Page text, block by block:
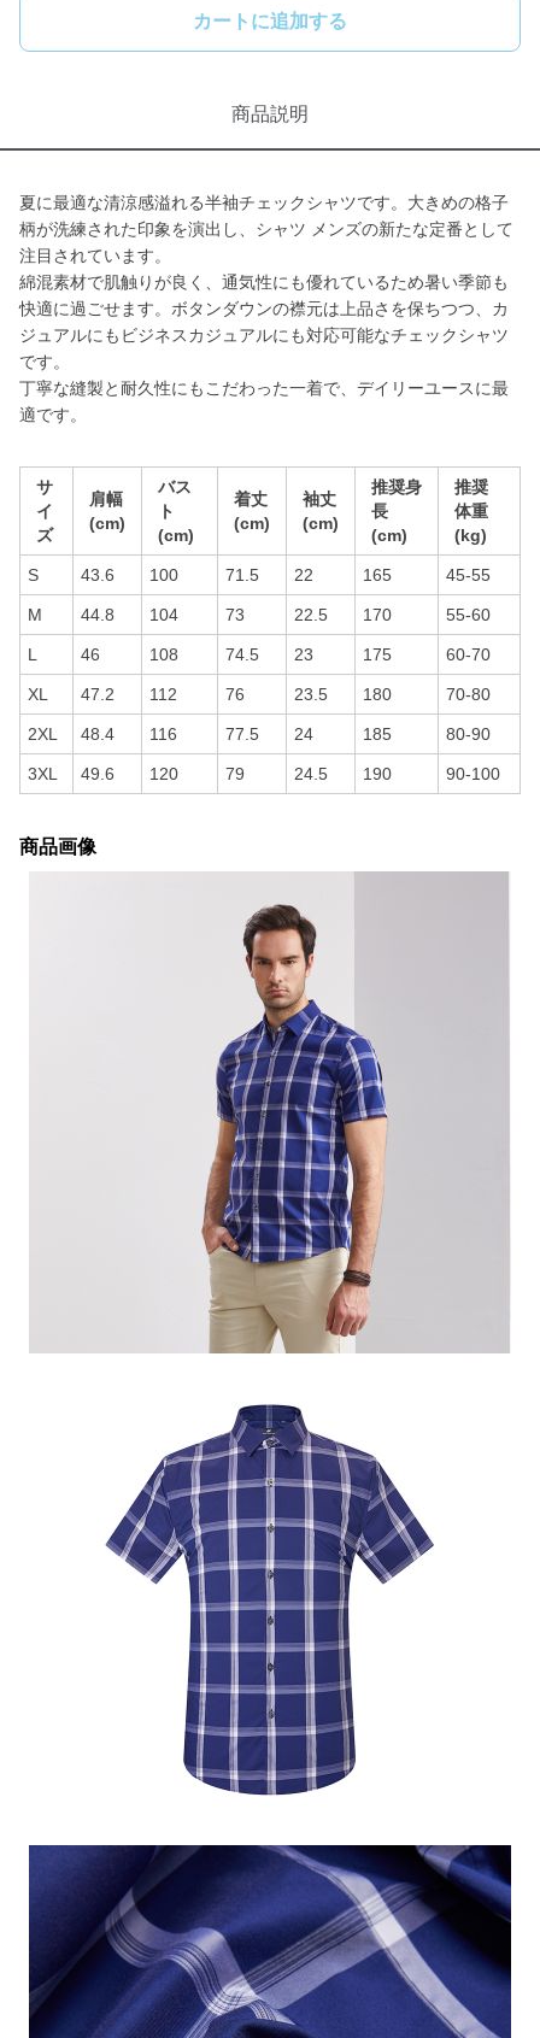
カートに追加する
商品説明
夏に最適な清涼感溢れる半袖チェックシャツです。大きめの格子
柄が洗練された印象を演出し、シャツ メンズの新たな定番として
注目されています。
綿混素材で肌触りが良く、通気性にも優れているため暑い季節も
快適に過ごせます。ボタンダウンの襟元は上品さを保ちつつ、カ
ジュアルにもビジネスカジュアルにも対応可能なチェックシャツ
です。
丁寧な縫製と耐久性にもこだわった一着で、デイリーユースに最
適です。
サ
イ
ズ
肩幅
(cm)
バス
ト
(cm)
着丈
(cm)
袖丈
(cm)
推奨身
長
(cm)
推奨
体重
(kg)
S 43.6 100 71.5 22 165 45-55
M 44.8 104 73 22.5 170 55-60
L 46 108 74.5 23 175 60-70
XL 47.2 112 76 23.5 180 70-80
2XL 48.4 116 77.5 24 185 80-90
3XL 49.6 120 79 24.5 190 90-100
商品画像